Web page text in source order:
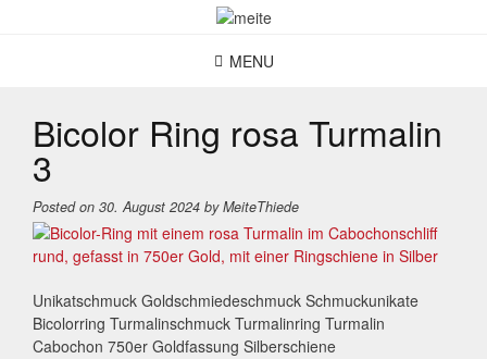
MENU
Bicolor Ring rosa Turmalin
3
Posted on 30. August 2024 byMeiteThiede
Unikatschmuck Goldschmiedeschmuck Schmuckunikate
Bicolorring Turmalinschmuck Turmalinring Turmalin
Cabochon 750er Goldfassung Silberschiene